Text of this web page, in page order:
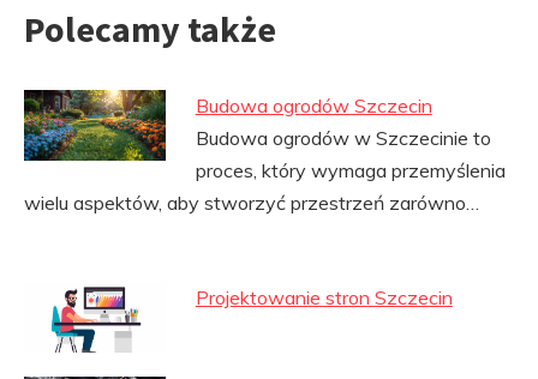
Polecamy także
Budowa ogrodów Szczecin
Budowa ogrodów w Szczecinie to
proces, który wymaga przemyślenia
wielu aspektów, aby stworzyć przestrzeń zarówno…
Projektowanie stron Szczecin